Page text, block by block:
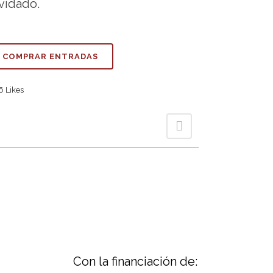
COMPRAR ENTRADAS
Likes
Con la financiación de: